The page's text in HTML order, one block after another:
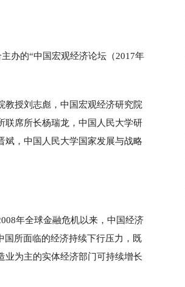
办的“中国宏观经济论坛（2017年
教授刘志彪，中国宏观经济研究院
联席所长杨瑞龙，中国人民大学研
斌，中国人民大学国家发展与战略
年全球金融危机以来，中国经济
国所面临的经济持续下行压力，既
业为主的实体经济部门可持续增长